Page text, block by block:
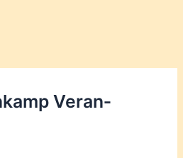
Veran­